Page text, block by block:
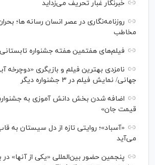
خبرنگار غبار تحریف می‌زداید
روزنامه‌نگاری در عصر انسان رسانه ها؛
مخاطب
فیلم‌های هفتمین هفته جشنواره تابستانی
جهانی/ نمایش فیلم در ۳ جشنواره دیگر
اضافه شدن بخش دانش آموزی به
قیمت جان»
«آسباد»؛ روایتی تازه از دل سیستان به
می‌آید
پنجمین حضور بین‌المللی «یکی از آنها»